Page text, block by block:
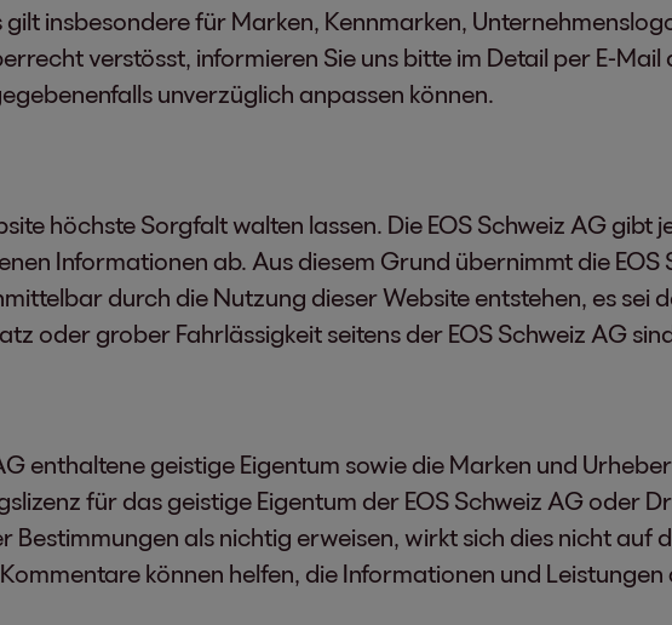
insbesondere für Marken, Kennmarken,
verstösst, informieren Sie uns bitte im Detail per E-
unverzüglich anpassen können.
höchste Sorgfalt walten lassen. Die EOS Schweiz AG gibt
Informationen ab. Aus diesem Grund übernimmt die EOS
durch die Nutzung dieser Website entstehen, es sei
oder grober Fahrlässigkeit seitens der EOS Schweiz AG
enthaltene geistige Eigentum sowie die Marken und
für das geistige Eigentum der EOS Schweiz AG oder
Bestimmungen als nichtig erweisen, wirkt sich dies nicht auf
können helfen, die Informationen und